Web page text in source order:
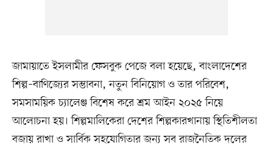
জামায়াতে ইসলামীর ফেসবুক পেজে বলা হয়েছে, বাংলাদেশের
শিল্প–বাণিজ্যের সম্ভাবনা, নতুন বিনিয়োগ ও তার পরিবেশ,
সমসাময়িক চ্যালেঞ্জ বিশেষ করে শ্রম আইন ২০২৫ নিয়ে
আলোচনা হয়। শিল্পমালিকেরা দেশের শিল্পকারখানায় স্থিতিশীলতা
বজায় রাখা ও সার্বিক সহযোগিতার জন্য সব রাজনৈতিক দলের